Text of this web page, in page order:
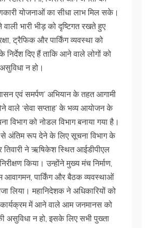
योजनाओं का सीधा लाभ मिल सके।
वाली भारी भीड़ को दृष्टिगत रखते हुए
ट्रैफिक और पार्किंग व्यवस्था को
दिए हैं ताकि आने वाले लोगों को
न हो।
एवं समर्पण’ अभियान के तहत आगामी
वाले ‘सेवा सप्ताह’ के भव्य आयोजन के
विभाग को नोडल विभाग बनाया गया है।
से अंतिम रूप देने के लिए सूचना विभाग के
तिवारी ने ऋषिकेश स्थित आईडीपीएल
किया। उन्होंने मुख्य मंच निर्माण,
पार्किंग और बैठक व्यवस्थाओं
लिया। महानिदेशक ने अधिकारियों को
कार्यक्रम में आने वाले आम जनमानस को
असुविधा न हो, इसके लिए सभी पुख्ता